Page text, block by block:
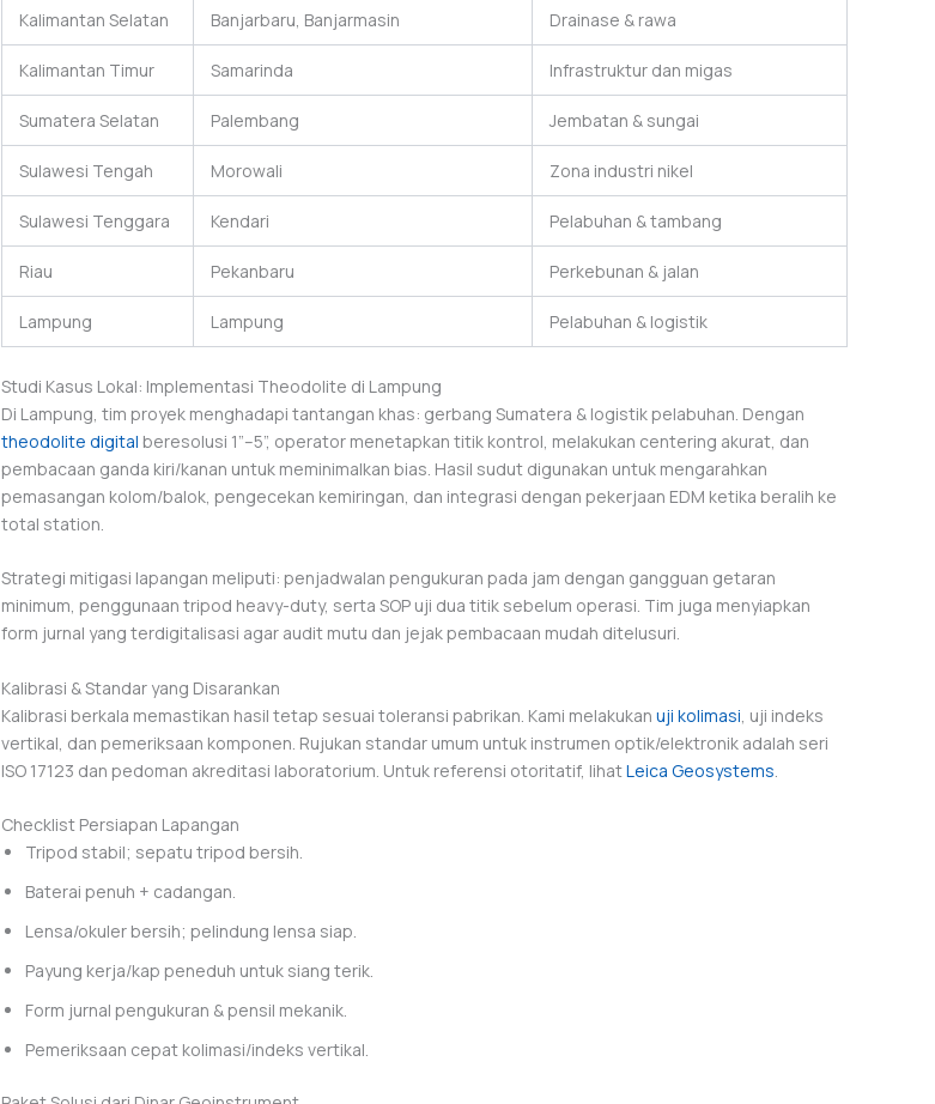
Kalimantan Selatan Banjarbaru, Banjarmasin Drainase & rawa
Kalimantan Timur Samarinda Infrastruktur dan migas
Sumatera Selatan Palembang Jembatan & sungai
Sulawesi Tengah Morowali Zona industri nikel
Sulawesi Tenggara Kendari Pelabuhan & tambang
Riau Pekanbaru Perkebunan & jalan
Lampung Lampung Pelabuhan & logistik
Studi Kasus Lokal: Implementasi Theodolite di Lampung
Di Lampung, tim proyek menghadapi tantangan khas: gerbang Sumatera & logistik pelabuhan. Dengan
theodolite digital beresolusi 1”–5”, operator menetapkan titik kontrol, melakukan centering akurat, dan
pembacaan ganda kiri/kanan untuk meminimalkan bias. Hasil sudut digunakan untuk mengarahkan
pemasangan kolom/balok, pengecekan kemiringan, dan integrasi dengan pekerjaan EDM ketika beralih ke
total station.
Strategi mitigasi lapangan meliputi: penjadwalan pengukuran pada jam dengan gangguan getaran
minimum, penggunaan tripod heavy-duty, serta SOP uji dua titik sebelum operasi. Tim juga menyiapkan
form jurnal yang terdigitalisasi agar audit mutu dan jejak pembacaan mudah ditelusuri.
Kalibrasi & Standar yang Disarankan
Kalibrasi berkala memastikan hasil tetap sesuai toleransi pabrikan. Kami melakukan uji kolimasi , uji indeks
vertikal, dan pemeriksaan komponen. Rujukan standar umum untuk instrumen optik/elektronik adalah seri
ISO 17123 dan pedoman akreditasi laboratorium. Untuk referensi otoritatif, lihatLeica Geosystems
Checklist Persiapan Lapangan
Tripod stabil; sepatu tripod bersih.
Baterai penuh + cadangan.
Lensa/okuler bersih; pelindung lensa siap.
Payung kerja/kap peneduh untuk siang terik.
Form jurnal pengukuran & pensil mekanik.
Pemeriksaan cepat kolimasi/indeks vertikal.